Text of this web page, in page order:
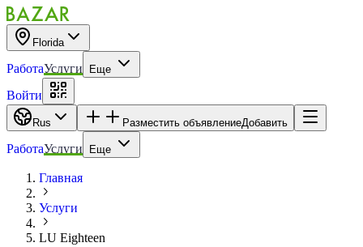
Florida
РаботаУслуги Еще
Войти
Rus Разместить объявлениеДобавить
РаботаУслуги Еще
Главная
Услуги
LU Eighteen